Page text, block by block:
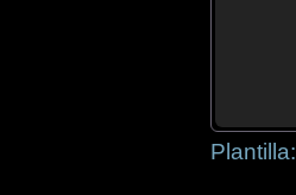
Plantilla: